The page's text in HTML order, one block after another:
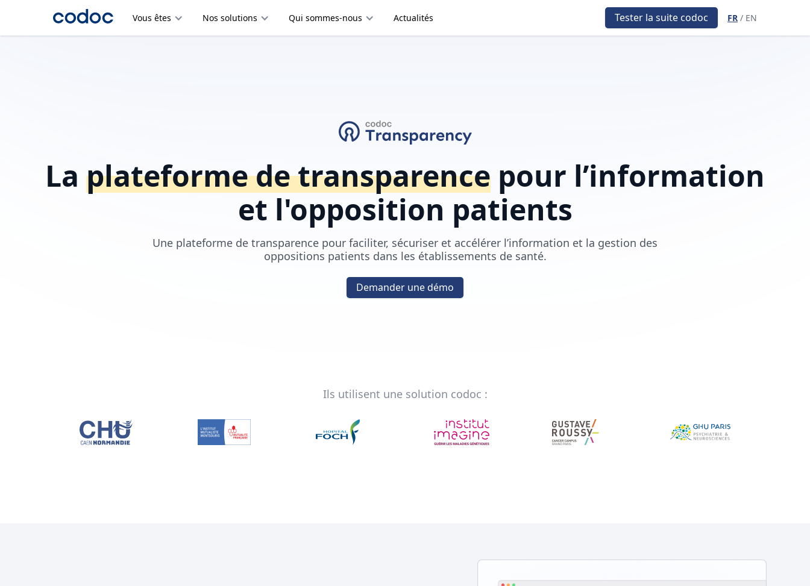
Vous êtes Nos solutions Qui sommes-nous Actualités Tester la suite codoc FR / EN
La plateforme de transparence pour l’information
et l'opposition patients
Une plateforme de transparence pour faciliter, sécuriser et accélérer l’information et la gestion des
oppositions patients dans les établissements de santé.
Demander une démo
Ils utilisent une solution codoc :